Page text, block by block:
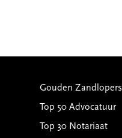
Gouden Zandlopers
Top 50 Advocatuur
Top 30 Notariaat